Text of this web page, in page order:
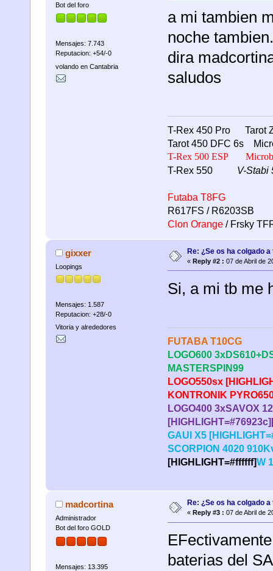
Bot del foro
Mensajes: 7.743
Reputacion: +54/-0
volando en Cantabria
a mi tambien
noche
dira
saludos
T-Rex 450 Pro Tarot
Tarot 450 DFC 6s
T-Rex 500 ESP
T-Rex 550 V-Stabi
Futaba T8FG
R617FS / R6203SB
Clon Orange/ Frsky
gixxer
Loopings
Mensajes: 1.587
Reputacion: +28/-0
Vitoria y alrededores
Re: ¿Se os ha colgado
« Reply #2 : 07 de Abril de
Si, a mi tb me
FUTABA T10CG
LOGO600 3xD
MASTERSPIN99
LOGO550sx
KONTRONIK
LOGO400 3xSAVOX
GAUI X5
SCORPION 4020
[HIGHLIGHT=#ffffff]W
madcortina
Administrador
Bot del foro GOLD
Mensajes: 13.395
Re: ¿Se os ha colgado
« Reply #3 : 07 de Abril de
baterias del